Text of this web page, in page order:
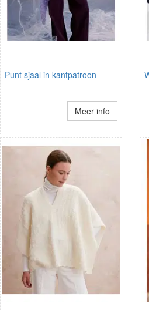
Punt sjaal in kantpatroon
Meer info